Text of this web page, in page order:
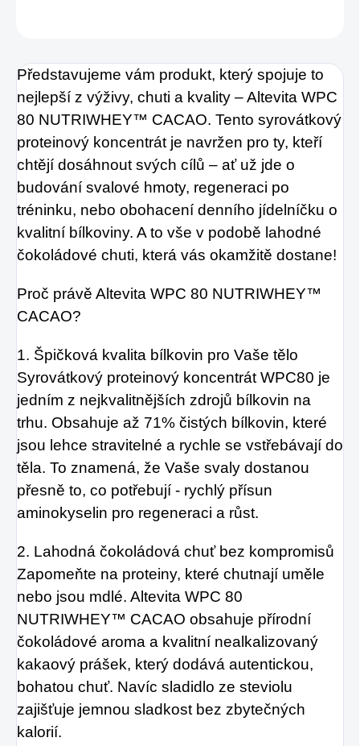
Představujeme vám produkt, který spojuje to
nejlepší z výživy, chuti a kvality – Altevita WPC
80 NUTRIWHEY™ CACAO. Tento syrovátkový
proteinový koncentrát je navržen pro ty, kteří
chtějí dosáhnout svých cílů – ať už jde o
budování svalové hmoty, regeneraci po
tréninku, nebo obohacení denního jídelníčku o
kvalitní bílkoviny. A to vše v podobě lahodné
čokoládové chuti, která vás okamžitě dostane!
Proč právě Altevita WPC 80 NUTRIWHEY™
CACAO?
1. Špičková kvalita bílkovin pro Vaše tělo
Syrovátkový proteinový koncentrát WPC80 je
jedním z nejkvalitnějších zdrojů bílkovin na
trhu. Obsahuje až 71% čistých bílkovin, které
jsou lehce stravitelné a rychle se vstřebávají do
těla. To znamená, že Vaše svaly dostanou
přesně to, co potřebují - rychlý přísun
aminokyselin pro regeneraci a růst.
2. Lahodná čokoládová chuť bez kompromisů
Zapomeňte na proteiny, které chutnají uměle
nebo jsou mdlé. Altevita WPC 80
NUTRIWHEY™ CACAO obsahuje přírodní
čokoládové aroma a kvalitní nealkalizovaný
kakaový prášek, který dodává autentickou,
bohatou chuť. Navíc sladidlo ze steviolu
zajišťuje jemnou sladkost bez zbytečných
kalorií.